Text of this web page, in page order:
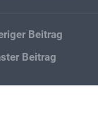
Beitrag
Beitrag